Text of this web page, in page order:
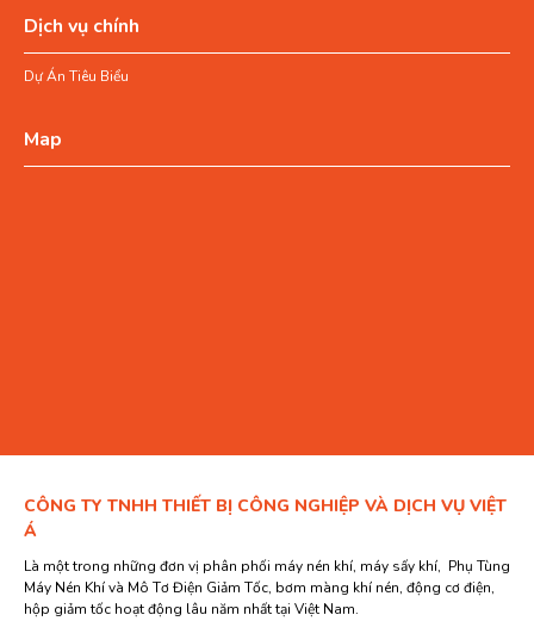
Dịch vụ chính
Dự Án Tiêu Biểu
Map
CÔNG TY TNHH THIẾT BỊ CÔNG NGHIỆP VÀ DỊCH VỤ VIỆT
Á
Là một trong những đơn vị phân phối máy nén khí, máy sấy khí, Phụ Tùng
Máy Nén Khí và Mô Tơ Điện Giảm Tốc, bơm màng khí nén, động cơ điện,
hộp giảm tốc hoạt động lâu năm nhất tại Việt Nam.